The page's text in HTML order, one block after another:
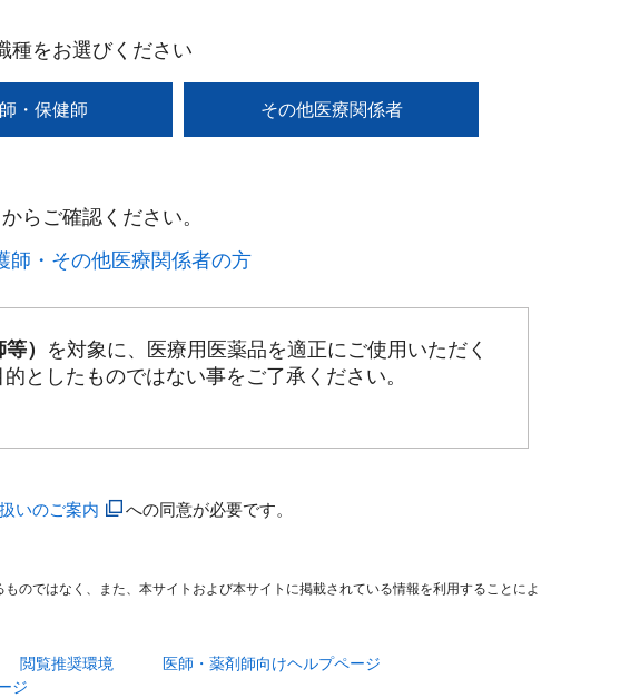
種をお選びください
・保健師 その他医療関係者
らご確認ください。​
師・その他医療関係者の方​
） を対象に、医療用医薬品を適正にご使用いただく
としたものではない事をご了承ください。
いのご案内 への同意が必要です。
のではなく、また、本サイトおよび本サイトに掲載されている情報を利用することによ
閲覧推奨環境
医師・薬剤師向けヘルプページ
ジ